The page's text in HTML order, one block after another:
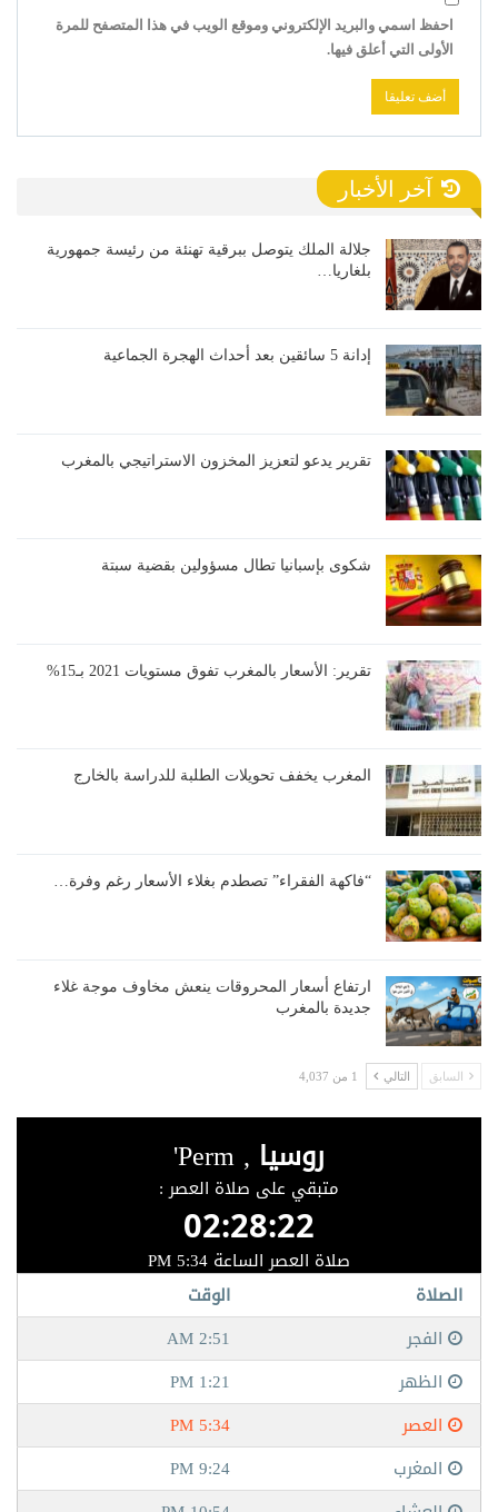
احفظ اسمي والبريد الإلكتروني وموقع الويب في هذا المتصفح للمرة
الأولى التي أعلق فيها.
آخر الأخبار
جلالة الملك يتوصل ببرقية تهنئة من رئيسة جمهورية
بلغاريا…
إدانة 5 سائقين بعد أحداث الهجرة الجماعية
تقرير يدعو لتعزيز المخزون الاستراتيجي بالمغرب
شكوى بإسبانيا تطال مسؤولين بقضية سبتة
تقرير: الأسعار بالمغرب تفوق مستويات 2021 بـ15%
المغرب يخفف تحويلات الطلبة للدراسة بالخارج
“فاكهة الفقراء” تصطدم بغلاء الأسعار رغم وفرة…
ارتفاع أسعار المحروقات ينعش مخاوف موجة غلاء
جديدة بالمغرب
السابق التالي 1 من 4,037